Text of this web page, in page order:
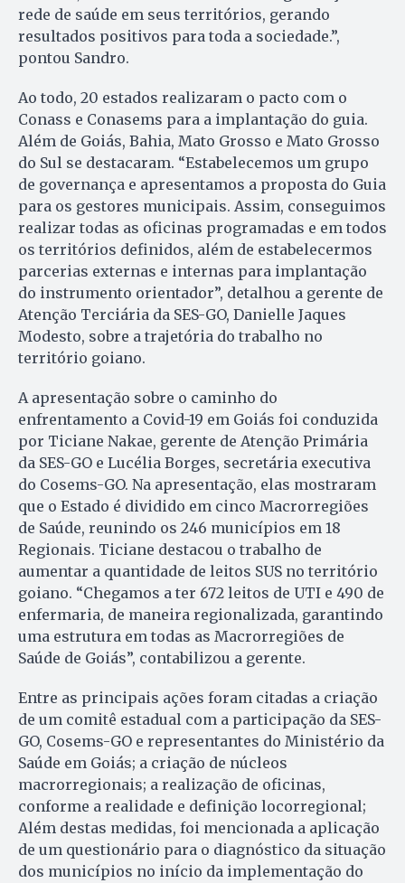
rede de saúde em seus territórios, gerando
resultados positivos para toda a sociedade.”,
pontou Sandro.
Ao todo, 20 estados realizaram o pacto com o
Conass e Conasems para a implantação do guia.
Além de Goiás, Bahia, Mato Grosso e Mato Grosso
do Sul se destacaram. “Estabelecemos um grupo
de governança e apresentamos a proposta do Guia
para os gestores municipais. Assim, conseguimos
realizar todas as oficinas programadas e em todos
os territórios definidos, além de estabelecermos
parcerias externas e internas para implantação
do instrumento orientador”, detalhou a gerente de
Atenção Terciária da SES-GO, Danielle Jaques
Modesto, sobre a trajetória do trabalho no
território goiano.
A apresentação sobre o caminho do
enfrentamento a Covid-19 em Goiás foi conduzida
por Ticiane Nakae, gerente de Atenção Primária
da SES-GO e Lucélia Borges, secretária executiva
do Cosems-GO. Na apresentação, elas mostraram
que o Estado é dividido em cinco Macrorregiões
de Saúde, reunindo os 246 municípios em 18
Regionais. Ticiane destacou o trabalho de
aumentar a quantidade de leitos SUS no território
goiano. “Chegamos a ter 672 leitos de UTI e 490 de
enfermaria, de maneira regionalizada, garantindo
uma estrutura em todas as Macrorregiões de
Saúde de Goiás”, contabilizou a gerente.
Entre as principais ações foram citadas a criação
de um comitê estadual com a participação da SES-
GO, Cosems-GO e representantes do Ministério da
Saúde em Goiás; a criação de núcleos
macrorregionais; a realização de oficinas,
conforme a realidade e definição locorregional;
Além destas medidas, foi mencionada a aplicação
de um questionário para o diagnóstico da situação
dos municípios no início da implementação do